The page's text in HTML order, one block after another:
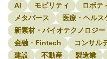
AI モビリティ ロボテ
メタバース
医療・ヘルス
新素材・バイオテクノロジー
金融・Fintech
コンサル
建設
不動産 製造業